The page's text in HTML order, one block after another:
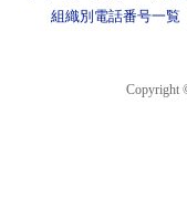
組織別電話番号一覧
Copyright